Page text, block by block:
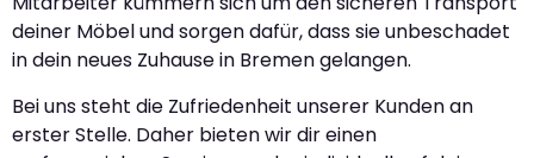
deiner Möbel und sorgen dafür, dass sie unbeschadet
in dein neues Zuhause in Bremen gelangen.
Bei uns steht die Zufriedenheit unserer Kunden an
erster Stelle. Daher bieten wir dir einen